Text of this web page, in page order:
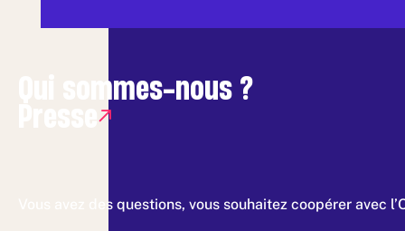
Qui sommes-nous ?
Vous avez des questions, vous souhaitez coopérer avec